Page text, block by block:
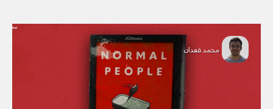
محمد قعدان